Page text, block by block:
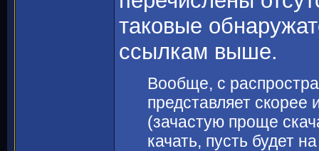
таковые
ссылкам выше.
Вообще, с
представляет скорее
(зачастую проще
качать, пусть будет